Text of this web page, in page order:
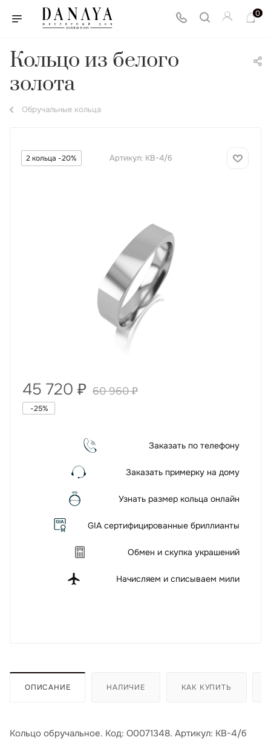
0
Кольцо из белого
золота
Обручальные кольца
2 кольца -20% Артикул: КВ-4/б
45 720 ₽ 60 960₽
-25%
Заказать по телефону
Заказать примерку на дому
Узнать размер кольца онлайн
GIA сертифицированные бриллианты
Обмен и скупка украшений
Начисляем и списываем мили
ОПИСАНИЕ НАЛИЧИЕ КАК КУПИТЬ
Кольцо обручальное. Код: О0071348. Артикул: КВ-4/б